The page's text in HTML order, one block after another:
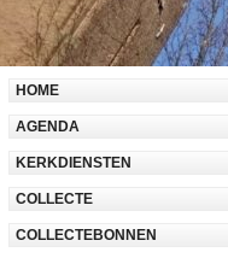
HOME
AGENDA
KERKDIENSTEN
COLLECTE
COLLECTEBONNEN